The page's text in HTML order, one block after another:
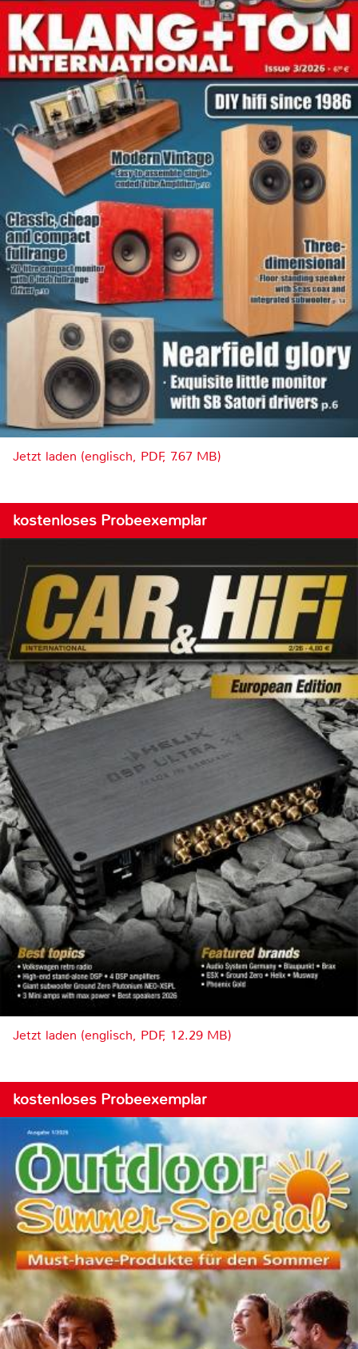
Jetzt laden (englisch, PDF, 7.67 MB)
kostenloses Probeexemplar
Jetzt laden (englisch, PDF, 12.29 MB)
kostenloses Probeexemplar